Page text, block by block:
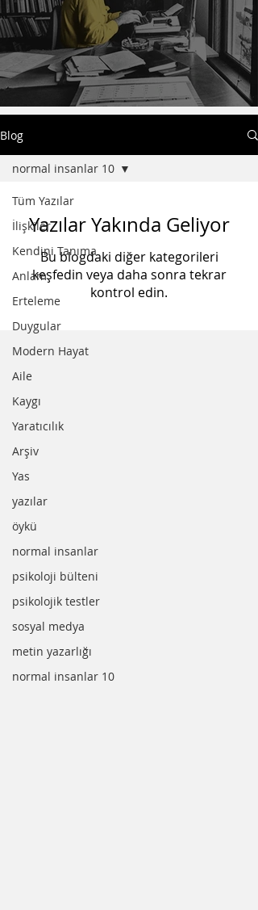
Sevgi zaten hep oradaydı.
Blog
Tüm Yazılar
İlişkiler
Kendini Tanıma
Anlam
Erteleme
Duygular
Modern Hayat
Aile
Kaygı
Yaratıcılık
Arşiv
Yas
yazılar
öykü
normal insanlar
psikoloji bülteni
psikolojik testler
sosyal medya
metin yazarlığı
normal insanlar 10
normal insanlar 10
Yazılar Yakında Geliyor
Bu blogdaki diğer kategorileri
keşfedin veya daha sonra tekrar
kontrol edin.